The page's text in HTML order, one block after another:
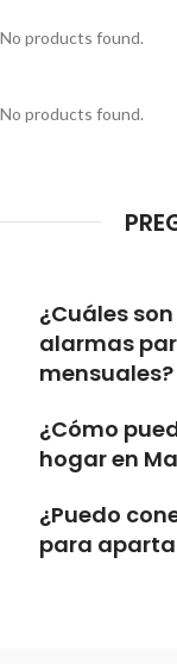
No products found.
No products found.
¿Cuáles
alarmas
mensuales?
¿Cómo
hogar en
¿Puedo
para